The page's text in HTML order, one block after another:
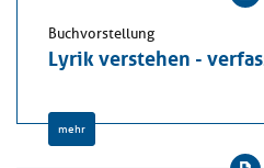
Buchvorstellung
Lyrik verstehen -
mehr